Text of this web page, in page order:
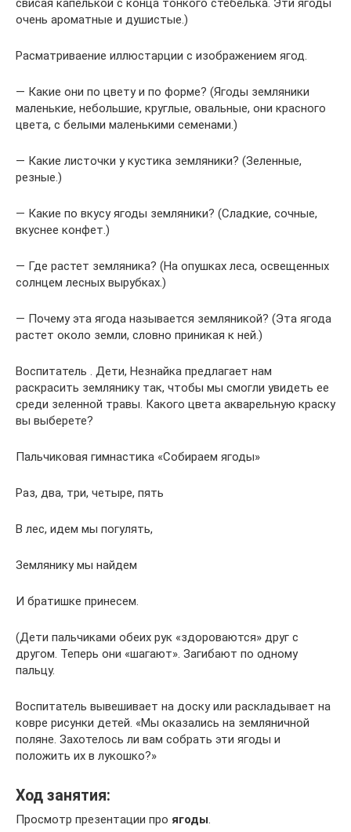
свисая капелькой с конца тонкого стебелька. Эти ягоды
очень ароматные и душистые.)
Расматриваение иллюстарции с изображением ягод.
— Какие они по цвету и по форме? (Ягоды земляники
маленькие, небольшие, круглые, овальные, они красного
цвета, с белыми маленькими семенами.)
— Какие листочки у кустика земляники? (Зеленные,
резные.)
— Какие по вкусу ягоды земляники? (Сладкие, сочные,
вкуснее конфет.)
— Где растет земляника? (На опушках леса, освещенных
солнцем лесных вырубках.)
— Почему эта ягода называется земляникой? (Эта ягода
растет около земли, словно приникая к ней.)
Воспитатель . Дети, Незнайка предлагает нам
раскрасить землянику так, чтобы мы смогли увидеть ее
среди зеленной травы. Какого цвета акварельную краску
вы выберете?
Пальчиковая гимнастика «Собираем ягоды»
Раз, два, три, четыре, пять
В лес, идем мы погулять,
Землянику мы найдем
И братишке принесем.
(Дети пальчиками обеих рук «здороваются» друг с
другом. Теперь они «шагают». Загибают по одному
пальцу.
Воспитатель вывешивает на доску или раскладывает на
ковре рисунки детей. «Мы оказались на земляничной
поляне. Захотелось ли вам собрать эти ягоды и
положить их в лукошко?»
Ход занятия:
Просмотр презентации про ягоды.